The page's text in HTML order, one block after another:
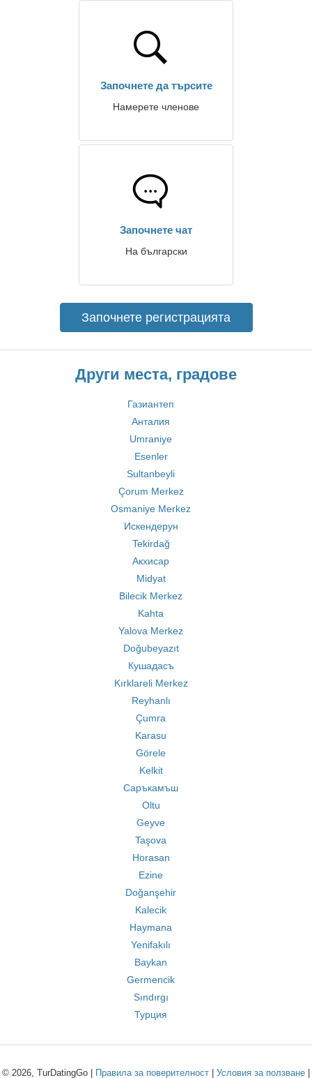
Започнете да търсите
Намерете членове
Започнете чат
На български
Започнете регистрацията
Други места, градове
Газиантеп
Анталия
Umraniye
Esenler
Sultanbeyli
Çorum Merkez
Osmaniye Merkez
Искендерун
Tekirdağ
Акхисар
Midyat
Bilecik Merkez
Kahta
Yalova Merkez
Doğubeyazıt
Кушадасъ
Kırklareli Merkez
Reyhanlı
Çumra
Karasu
Görele
Kelkit
Саръкамъш
Oltu
Geyve
Taşova
Horasan
Ezine
Doğanşehir
Kalecik
Haymana
Yenifakılı
Baykan
Germencik
Sındırgı
Турция
© 2026, TurDatingGo | Правила за поверителност Условия за ползване